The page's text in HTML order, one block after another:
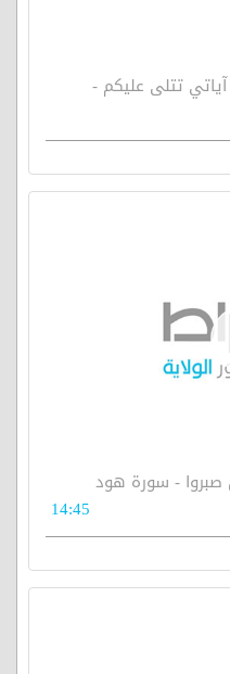
ألم تكن آياتي تتلى عليكم -
الذين صبروا - سورة هود
14:45